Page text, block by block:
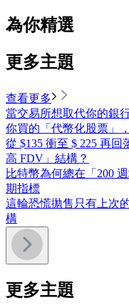
為你精選
更多主題
查看更多
當交易所想取代你的銀
你買的「代幣化股票」
從 $135 衝至 $ 225 再回
高 FDV」結構？
比特幣為何總在「200
期指標
這輪恐慌拋售只有上次
構
更多主題